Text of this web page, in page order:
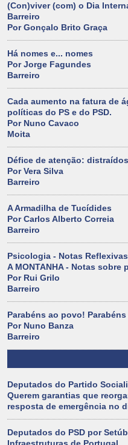
(Con)viver (com) o Dia
Barreiro
Por Gonçalo Brito Graça
Há nomes e... nomes
Por Jorge Fagundes
Barreiro
Cada aumento na fatura de
políticas do PS e do PSD.
Por Nuno Cavaco
Moita
Défice de atenção:
Por Vera Silva
Barreiro
A Armadilha de Tucídides
Por Carlos Alberto Correia
Barreiro
Psicologia - Notas Reflexivas
A MONTANHA - Notas
Por Rui Grilo
Barreiro
Parabéns ao povo!
Por Nuno Banza
Barreiro
Deputados do Partido
Querem garantias que
resposta de emergência no
Deputados do PSD por